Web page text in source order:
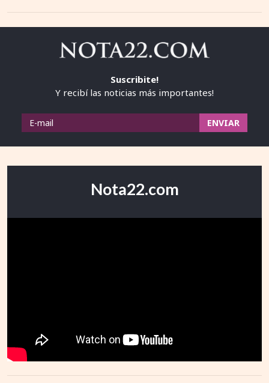
Suscribite!
Y recibí las noticias más importantes!
Nota22.com